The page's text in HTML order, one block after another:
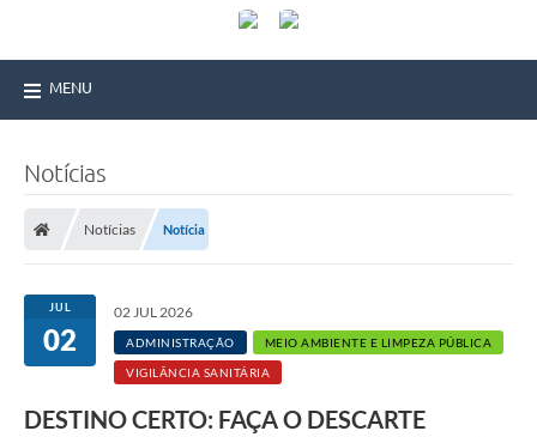
MENU
Notícias
Notícias Notícia
JUL
02
02 JUL 2026
ADMINISTRAÇÃO MEIO AMBIENTE E LIMPEZA PÚBLICA
VIGILÂNCIA SANITÁRIA
DESTINO CERTO: FAÇA O DESCARTE